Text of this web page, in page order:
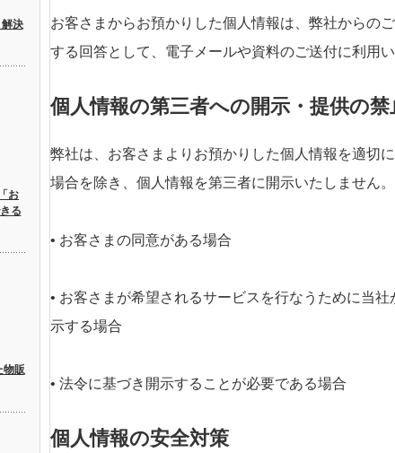
決
お
る
物販
お客さまからお預かりした個人情報は、弊社からの
する回答として、電子メールや資料のご送付に利用い
個人情報の第三者への開示・提供の禁
弊社は、お客さまよりお預かりした個人情報を適切
場合を除き、個人情報を第三者に開示いたしません。
• お客さまの同意がある場合
• お客さまが希望されるサービスを行なうために当
示する場合
• 法令に基づき開示することが必要である場合
個人情報の安全対策